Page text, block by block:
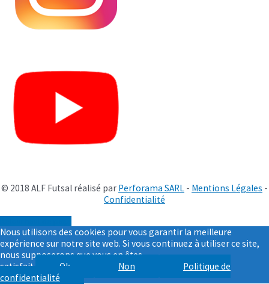
© 2018 ALF Futsal réalisé par Perforama SARL - Mentions Légales -
Confidentialité
Nous utilisons des cookies pour vous garantir la meilleure
expérience sur notre site web. Si vous continuez à utiliser ce site,
nous supposerons que vous en êtes
satisfait.
Ok Non
Politique de
confidentialité